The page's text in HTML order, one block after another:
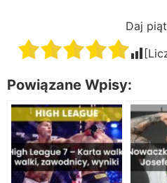
Daj
Powiązane Wpisy: